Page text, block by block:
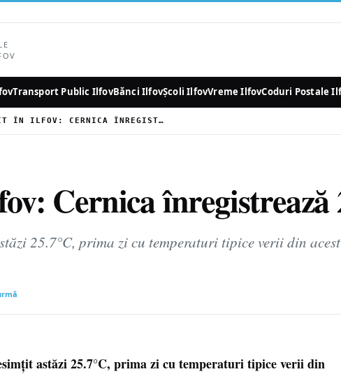
Transport Public IlfovBănci IlfovȘcoli IlfovVreme IlfovCoduri Postale
VARA A SOSIT ÎN ILFOV: CERNICA ÎNREGISTREAZĂ 25.7°C
Cernica înregistrează
25.7°C, prima zi cu temperaturi tipice verii din
astăzi 25.7°C, prima zi cu temperaturi tipice verii din